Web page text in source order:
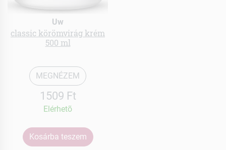
Uw
classic körömvirág krém
500 ml
MEGNÉZEM
1509 Ft
Elérhetõ
Kosárba teszem